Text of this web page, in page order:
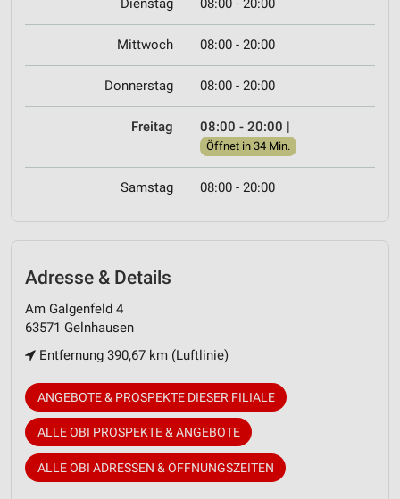
Dienstag 08:00 - 20:00
Mittwoch 08:00 - 20:00
Donnerstag 08:00 - 20:00
Freitag 08:00 - 20:00 |
Öffnet in 34 Min.
Samstag 08:00 - 20:00
Adresse & Details
Am Galgenfeld 4
63571 Gelnhausen
Entfernung 390,67 km (Luftlinie)
ANGEBOTE & PROSPEKTE DIESER FILIALE
ALLE OBI PROSPEKTE & ANGEBOTE
ALLE OBI ADRESSEN & ÖFFNUNGSZEITEN